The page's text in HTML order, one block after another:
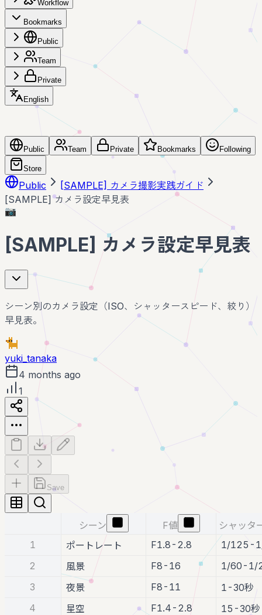
Workflow
Bookmarks
Public
Team
Private
English
Public Team Private Bookmarks Following
Store
Public
[SAMPLE] カメラ撮影実践ガイド
[SAMPLE] カメラ設定早見表
📷
[SAMPLE] カメラ設定早見表
シーン別のカメラ設定（ISO、シャッタースピード、絞り）
早見表。
yuki_tanaka
4 months ago
1
Save
シーン F値
シャッタ
1
ポートレート F1.8-2.8
1/125-
2
風景 F8-16
1/60-1/
3
夜景 F8-11
1-30秒
4
星空 F1.4-2.8
15-30秒